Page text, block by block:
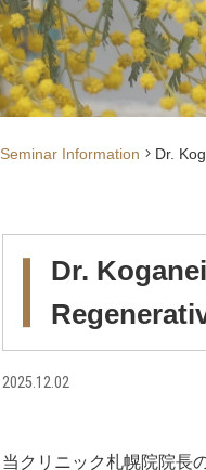
Seminar Information Dr.
Dr.
2025.12.02
当クリニック札幌院院長